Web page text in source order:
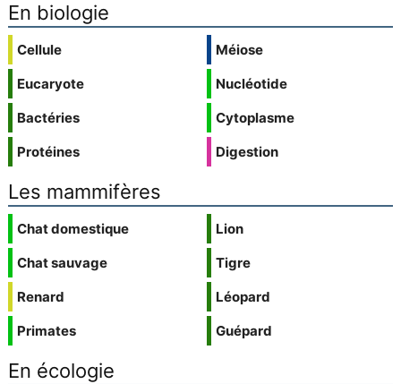
En biologie
Cellule
Eucaryote
Bactéries
Protéines
Méiose
Nucléotide
Cytoplasme
Digestion
Les mammifères
Chat domestique
Chat sauvage
Renard
Primates
Lion
Tigre
Léopard
Guépard
En écologie